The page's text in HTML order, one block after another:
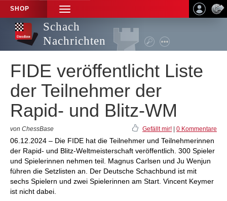
SHOP
TOGGLE
NAVIGATION
Schach
Nachrichten
FIDE veröffentlicht Liste
der Teilnehmer der
Rapid- und Blitz-WM
von ChessBase Gefällt mir! 0 Kommentare
06.12.2024 – Die FIDE hat die Teilnehmer und Teilnehmerinnen
der Rapid- und Blitz-Weltmeisterschaft veröffentlich. 300 Spieler
und Spielerinnen nehmen teil. Magnus Carlsen und Ju Wenjun
führen die Setzlisten an. Der Deutsche Schachbund ist mit
sechs Spielern und zwei Spielerinnen am Start. Vincent Keymer
ist nicht dabei.